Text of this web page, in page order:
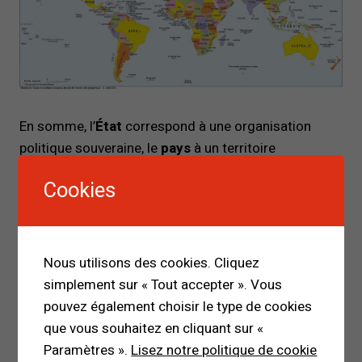
En somme, l’État correspond à une organisation
politique souveraine, le pays à un territoire
humaine unie par des liens culturels et symboliques.
l’identité nationale et aux relations internationales
contemporaines.
Partagez!
Cookies
Nous utilisons des cookies. Cliquez
simplement sur « Tout accepter ». Vous
pouvez également choisir le type de cookies
que vous souhaitez en cliquant sur «
Paramètres ». Lisez notre politique de cookie